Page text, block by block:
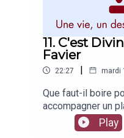
11. C'est
Favier
22:27 | mardi
Que faut-il boire
accompagner un
est chef étoilé,
à donner. Depuis
Play